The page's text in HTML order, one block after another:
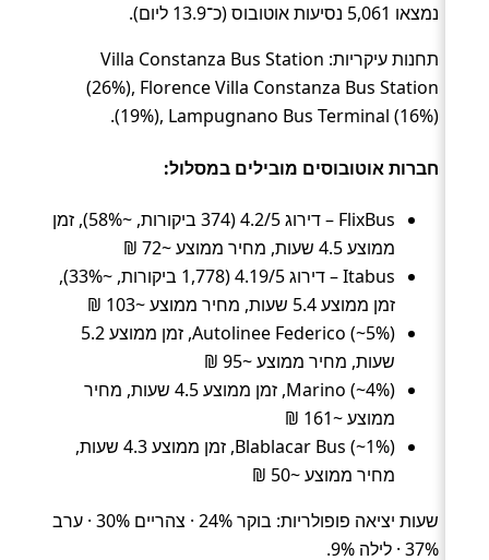
נמצאו 5,061 נסיעות אוטובוס (כ־13.9 ליום).
תחנות עיקריות: Villa Constanza Bus Station
(26%), Florence Villa Constanza Bus Station
(19%), Lampugnano Bus Terminal (16%).
חברות אוטובוסים מובילים במסלול:
FlixBus – דירוג 4.2/5 (374 ביקורות, ~58%), זמן
ממוצע 4.5 שעות, מחיר ממוצע ~72 ₪
Itabus – דירוג 4.19/5 (1,778 ביקורות, ~33%),
זמן ממוצע 5.4 שעות, מחיר ממוצע ~103 ₪
Autolinee Federico (~5%), זמן ממוצע 5.2
שעות, מחיר ממוצע ~95 ₪
Marino (~4%), זמן ממוצע 4.5 שעות, מחיר
ממוצע ~161 ₪
Blablacar Bus (~1%), זמן ממוצע 4.3 שעות,
מחיר ממוצע ~50 ₪
שעות יציאה פופולריות: בוקר 24% · צהריים 30% · ערב
37% · לילה 9%.